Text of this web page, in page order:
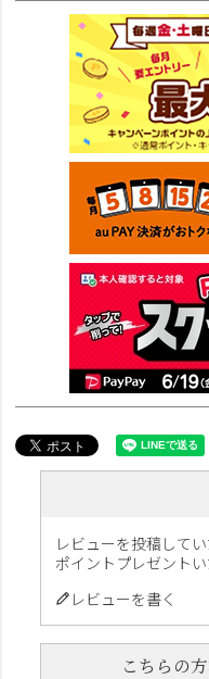
レビューを投稿して
ポイントプレゼントい
レビューを書く
こちらの